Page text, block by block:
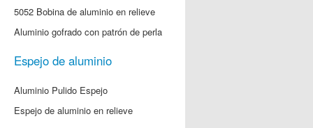
5052 Bobina de aluminio en relieve
Aluminio gofrado con patrón de perla
Espejo de aluminio
Aluminio Pulido Espejo
Espejo de aluminio en relieve